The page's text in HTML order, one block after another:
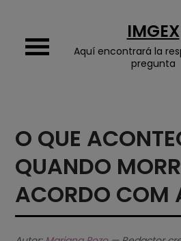
content
IMGEX
Aquí encontrará la
pregunta
O QUE
QUANDO
ACORDO COM